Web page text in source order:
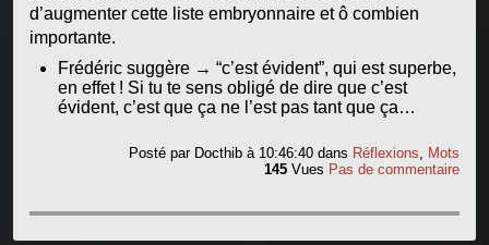
d’augmenter cette liste embryonnaire et ô combien
importante.
Frédéric suggère → “c’est évident”, qui est superbe,
en effet ! Si tu te sens obligé de dire que c’est
évident, c’est que ça ne l’est pas tant que ça…
Posté par Docthib à 10:46:40dans Réflexions, Mots
145 Vues Pas de commentaire